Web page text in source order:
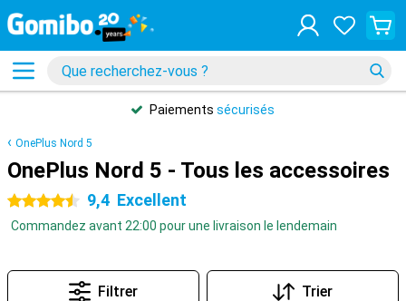
Paiements sécurisés
OnePlus Nord 5
OnePlus Nord 5 - Tous les accessoires
4.5 étoiles 9,4 Excellent
Commandez avant 22:00 pour une livraison le lendemain
Filtrer Trier